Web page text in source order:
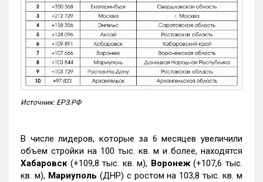
Источник: ЕРЗ.РФ
В числе лидеров, которые за 6 месяцев увеличили
объем стройки на 100 тыс. кв. м и более, находятся
Хабаровск (+109,8 тыс. кв. м), Воронеж(+107,6 тыс.
кв. м), Мариуполь (ДНР) с ростом на 103,8 тыс. кв. м